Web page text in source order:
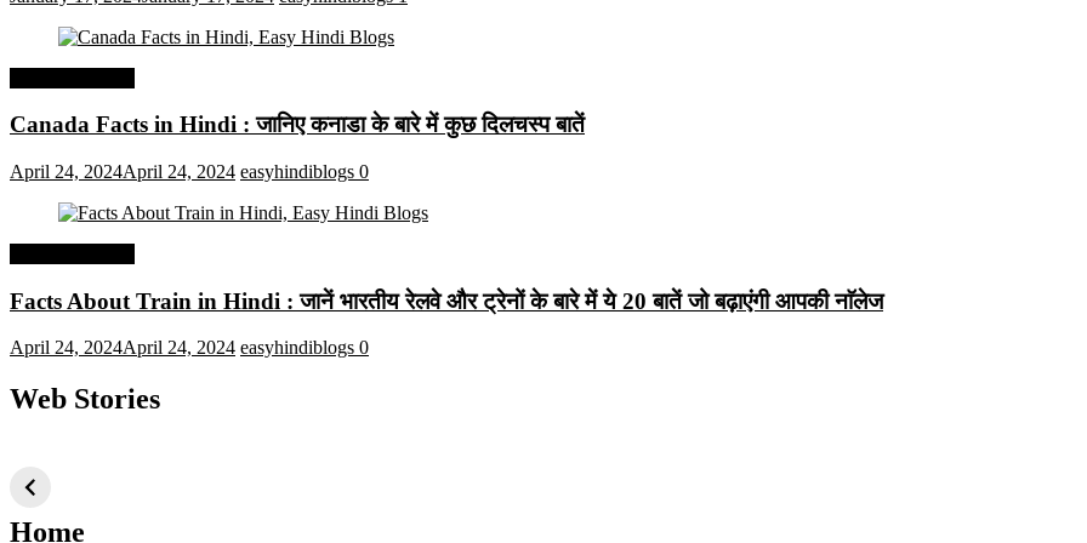
Canada Facts in Hindi : जानिए कनाडा के बारे में कुछ दिलचस्प बातें
April 24, 2024April 24, 2024 easyhindiblogs 0
Facts About Train in Hindi : जानें भारतीय रेलवे और ट्रेनों के बारे में ये 20 बातें जो बढ़ाएंगी आपकी नाॅलेज
April 24, 2024April 24, 2024 easyhindiblogs 0
Web Stories
तकनीक जो आपको
2024 के लिए सीखनी
Home